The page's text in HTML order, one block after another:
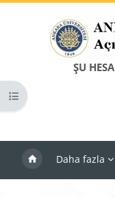
ŞU
Daha fazla
Kurs dizinini aç